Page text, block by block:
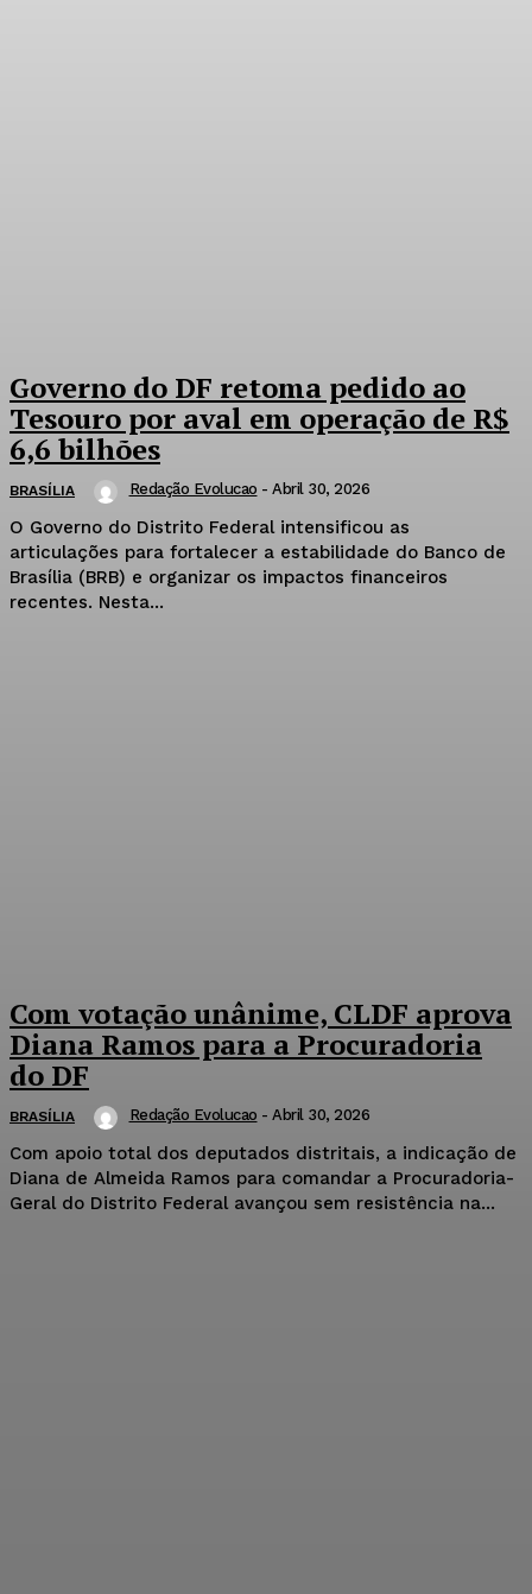
Governo do DF retoma pedido ao
Tesouro por aval em operação de R$
6,6 bilhões
BRASÍLIA Redação Evolucao - Abril 30, 2026
O Governo do Distrito Federal intensificou as
articulações para fortalecer a estabilidade do Banco de
Brasília (BRB) e organizar os impactos financeiros
recentes. Nesta...
Com votação unânime, CLDF aprova
Diana Ramos para a Procuradoria
do DF
BRASÍLIA Redação Evolucao - Abril 30, 2026
Com apoio total dos deputados distritais, a indicação de
Diana de Almeida Ramos para comandar a Procuradoria-
Geral do Distrito Federal avançou sem resistência na...